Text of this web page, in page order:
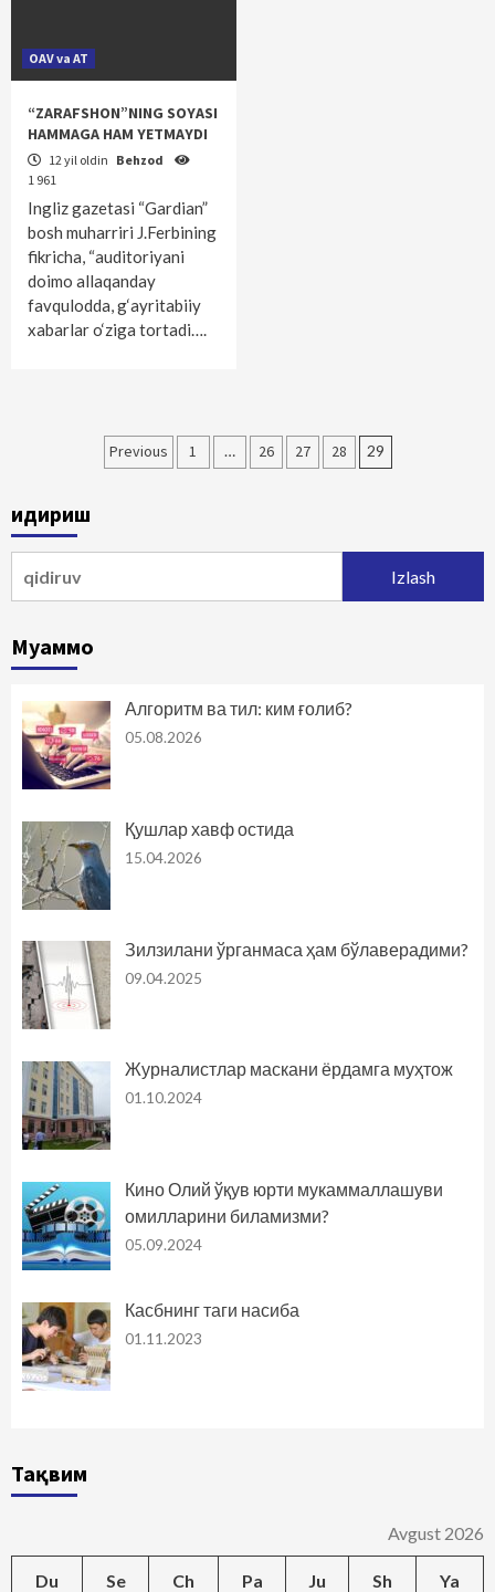
OAV va AT
“ZARAFSHON”NING SOYASI
HAMMAGA HAM YETMAYDI
12 yil oldin Behzod
1 961
Ingliz gazetasi “Gardian”
bosh muharriri J.Ferbining
fikricha, “auditoriyani
doimo allaqanday
favqulodda, g‘ayritabiiy
xabarlar o‘ziga tortadi….
Maqolalar
Previous 1 … 26 27 28 29
Қидириш
Муаммо
Алгоритм ва тил: ким ғолиб?
05.08.2026
Қушлар хавф остида
15.04.2026
Зилзилани ўрганмаса ҳам бўлаверадими?
09.04.2025
Журналистлар маскани ёрдамга муҳтож
01.10.2024
Кино Олий ўқув юрти мукаммаллашуви
омилларини биламизми?
05.09.2024
Касбнинг таги насиба
01.11.2023
Тақвим
Avgust 2026
Du Se Ch Pa Ju Sh Ya